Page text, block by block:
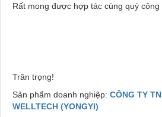
Rất mong được hợp tác cùng quý công
Trân trọng!
Sản phẩm doanh nghiệp: CÔNG TY
WELLTECH (YONGYI)